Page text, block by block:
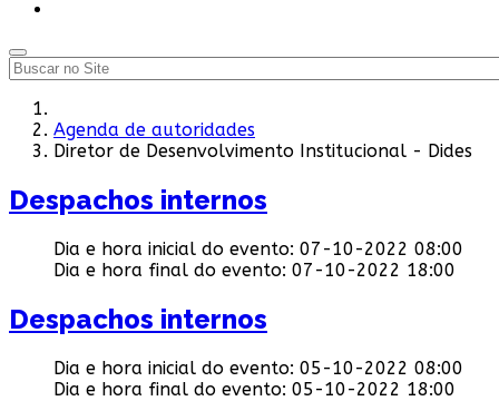
Agenda de autoridades
Diretor de Desenvolvimento Institucional - Dides
Despachos internos
Dia e hora inicial do evento: 07-10-2022 08:00
Dia e hora final do evento: 07-10-2022 18:00
Despachos internos
Dia e hora inicial do evento: 05-10-2022 08:00
Dia e hora final do evento: 05-10-2022 18:00